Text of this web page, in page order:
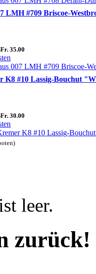
LMH #709 Briscoe-
35.00
K8 #10 Lassig-Bouchut
30.00
leer.
zurück!